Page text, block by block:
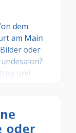
dem
am Main
oder
und
die